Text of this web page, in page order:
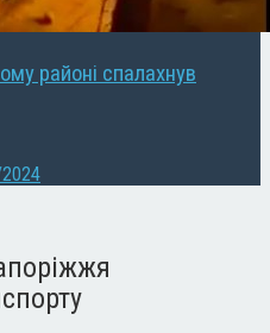
районі спалахнув